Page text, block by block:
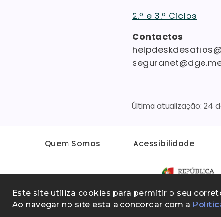
Este site utiliza cookies para permitir o seu
Ao navegar no site está a concordar com a
Withdraw consent
2.º e 3.º Ciclos
Contactos
24
Quem Somos Acessibilidade